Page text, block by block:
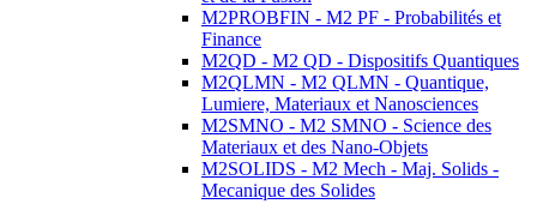
M2PROBFIN - M2 PF - Probabilités et
Finance
M2QD - M2 QD - Dispositifs Quantiques
M2QLMN - M2 QLMN - Quantique,
Lumiere, Materiaux et Nanosciences
M2SMNO - M2 SMNO - Science des
Materiaux et des Nano-Objets
M2SOLIDS - M2 Mech - Maj. Solids -
Mecanique des Solides